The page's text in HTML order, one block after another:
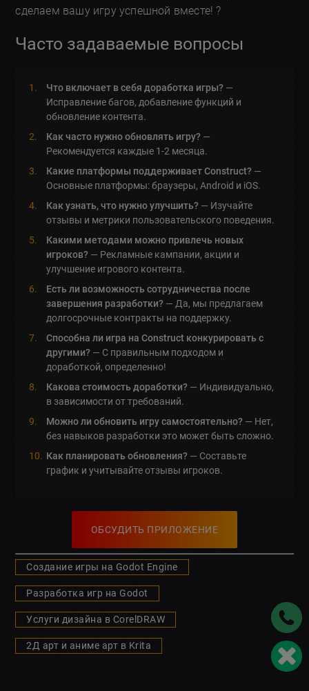
сделаем вашу игру успешной вместе! ?
Часто задаваемые вопросы
Что включает в себя доработка игры? —
Исправление багов, добавление функций и
обновление контента.
Как часто нужно обновлять игру? —
Рекомендуется каждые 1-2 месяца.
Какие платформы поддерживает Construct? —
Основные платформы: браузеры, Android и iOS.
Как узнать, что нужно улучшить? — Изучайте
отзывы и метрики пользовательского поведения.
Какими методами можно привлечь новых
игроков? — Рекламные кампании, акции и
улучшение игрового контента.
Есть ли возможность сотрудничества после
завершения разработки? — Да, мы предлагаем
долгосрочные контракты на поддержку.
Способна ли игра на Construct конкурировать с
другими? — С правильным подходом и
доработкой, определенно!
Какова стоимость доработки? — Индивидуально,
в зависимости от требований.
Можно ли обновить игру самостоятельно? — Нет,
без навыков разработки это может быть сложно.
Как планировать обновления? — Составьте
график и учитывайте отзывы игроков.
ОБСУДИТЬ ПРИЛОЖЕНИЕ
Создание игры на Godot Engine
Разработка игр на Godot
Услуги дизайна в CorelDRAW
2Д арт и аниме арт в Krita